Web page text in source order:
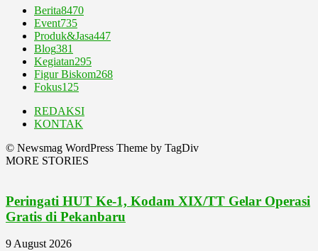
Berita8470
Event735
Produk&Jasa447
Blog381
Kegiatan295
Figur Biskom268
Fokus125
REDAKSI
KONTAK
© Newsmag WordPress Theme by TagDiv
MORE STORIES
Peringati HUT Ke-1, Kodam XIX/TT Gelar Operasi
Gratis di Pekanbaru
9 August 2026